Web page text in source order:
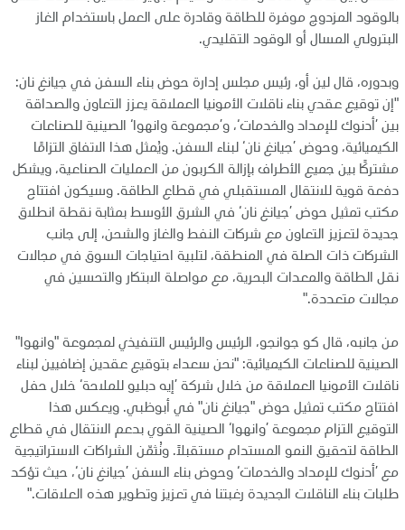
بالوقود المزدوج موفرة للطاقة وقادرة على العمل باستخدام الغاز
البترولي المسال أو الوقود التقليدي.
وبدوره، قال لين أو، رئيس مجلس إدارة حوض بناء السفن في جيانغ نان:
"إن توقيع عقدي بناء ناقلات الأمونيا العملاقة يعزز التعاون والصداقة
بين ’أدنوك للإمداد والخدمات‘، و’مجموعة وانهوا‘ الصينية للصناعات
الكيميائية، وحوض ’جيانغ نان‘ لبناء السفن. ويُمثل هذا الاتفاق التزامًا
مشتركًا بين جميع الأطراف بإزالة الكربون من العمليات الصناعية، ويشكل
دفعة قوية للانتقال المستقبلي في قطاع الطاقة. وسيكون افتتاح
مكتب تمثيل حوض ’جيانغ نان‘ في الشرق الأوسط بمثابة نقطة انطلاق
جديدة لتعزيز التعاون مع شركات النفط والغاز والشحن، إلى جانب
الشركات ذات الصلة في المنطقة، لتلبية احتياجات السوق في مجالات
نقل الطاقة والمعدات البحرية، مع مواصلة الابتكار والتحسين في
مجالات متعددة."
من جانبه، قال كو جوانجو، الرئيس والرئيس التنفيذي لمجموعة "وانهوا"
الصينية للصناعات الكيميائية: "نحن سعداء بتوقيع عقدين إضافيين لبناء
ناقلات الأمونيا العملاقة من خلال شركة ’إيه دبليو للملاحة‘ خلال حفل
افتتاح مكتب تمثيل حوض "جيانغ نان" في أبوظبي. ويعكس هذا
التوقيع التزام مجموعة ’وانهوا‘ الصينية القوي بدعم الانتقال في قطاع
الطاقة لتحقيق النمو المستدام مستقبلاً. ونُثمّن الشراكات الاستراتيجية
مع ’أدنوك للإمداد والخدمات‘ وحوض بناء السفن ’جيانغ نان‘، حيث تؤكد
طلبات بناء الناقلات الجديدة رغبتنا في تعزيز وتطوير هذه العلاقات."